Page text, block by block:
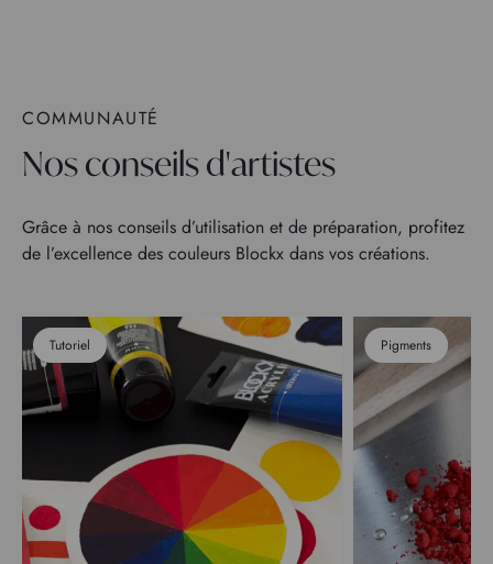
COMMUNAUTÉ
Nos conseils d'artistes
Grâce à nos conseils d’utilisation et de préparation, profitez
de l’excellence des couleurs Blockx dans vos créations.
Tutoriel Pigments